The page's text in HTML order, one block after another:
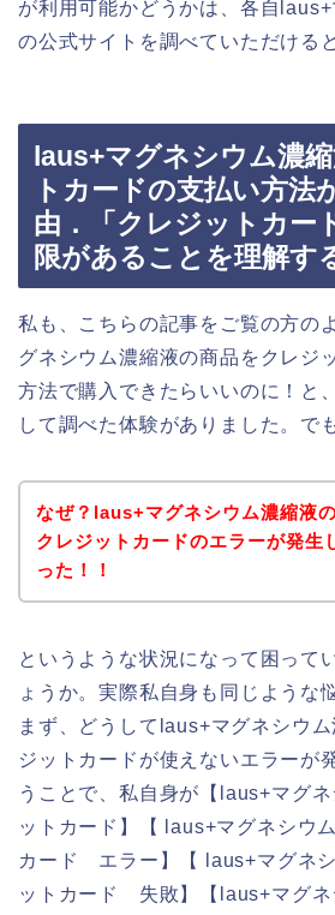
が利用可能かどうかは、各自
の公式サイトを調べていただける
laus+マグネシウム濃
トカードの支払い方法
由．「クレジットカー
限があることを理解す
私も、こちらの記事をご覧の方の
グネシウム濃縮液の商品をクレジ
方法で購入できたらいいのに！と
して調べた体験がありました。で
なぜ？laus+マグネシウム濃縮液
クレジットカードのエラーが発生
った！！
というような状況になって困って
ょうか。実際私自身も同じような
まず、どうしてlaus+マグネシウ
ジットカードが使えないエラーが
うことで、私自身が【laus+マグ
ットカード】【 laus+マグネシウ
カード エラー】【 laus+マグネ
ットカード 失敗】【laus+マグネ